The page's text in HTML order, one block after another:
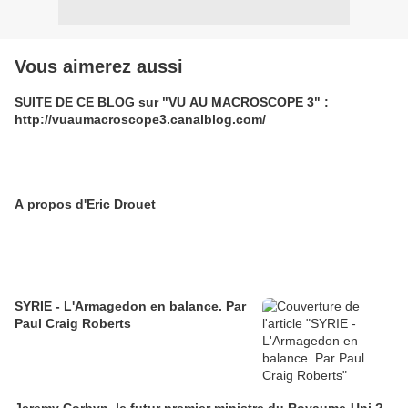
Vous aimerez aussi
SUITE DE CE BLOG sur "VU AU MACROSCOPE 3" :
http://vuaumacroscope3.canalblog.com/
A propos d'Eric Drouet
SYRIE - L'Armagedon en balance. Par
Paul Craig Roberts